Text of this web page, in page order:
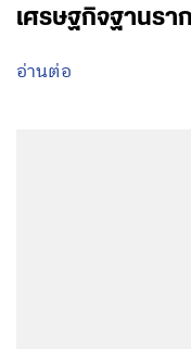
เศรษฐกิจฐานรา
อ่านต่อ